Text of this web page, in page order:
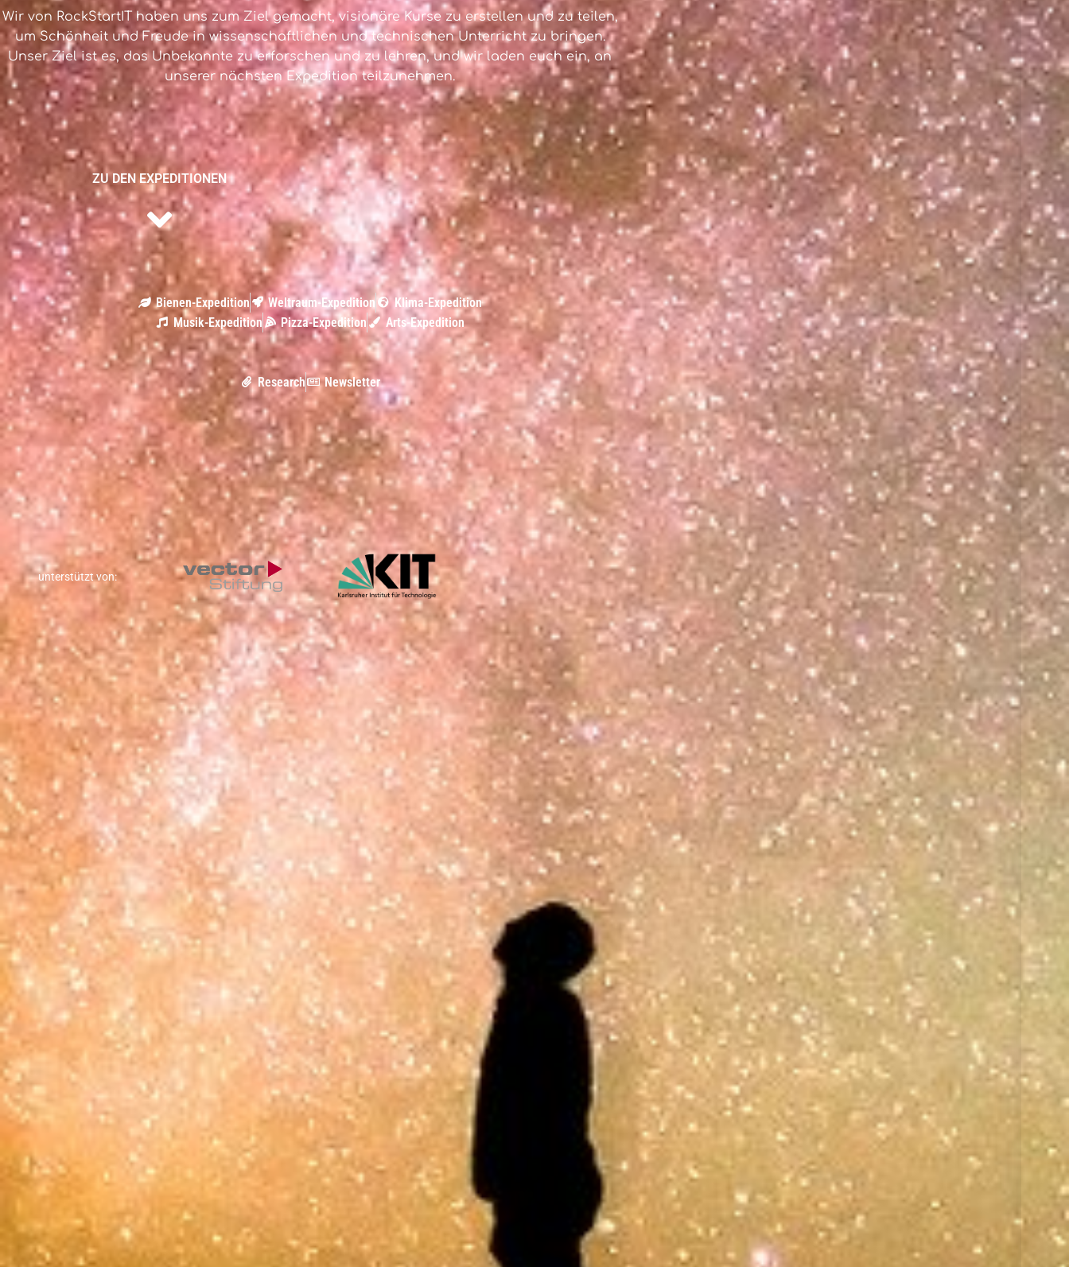
Wir von RockStartIT haben uns zum Ziel gemacht, visionäre Kurse zu erstellen und zu teilen,
um Schönheit und Freude in wissenschaftlichen und technischen Unterricht zu bringen.
Unser Ziel ist es, das Unbekannte zu erforschen und zu lehren, und wir laden euch ein, an
unserer nächsten Expedition teilzunehmen.
ZU DEN EXPEDITIONEN
Bienen-Expedition Weltraum-Expedition
Klima-Expedition
Musik-Expedition
Pizza-Expedition Arts-Expedition
Research Newsletter
unterstützt von: